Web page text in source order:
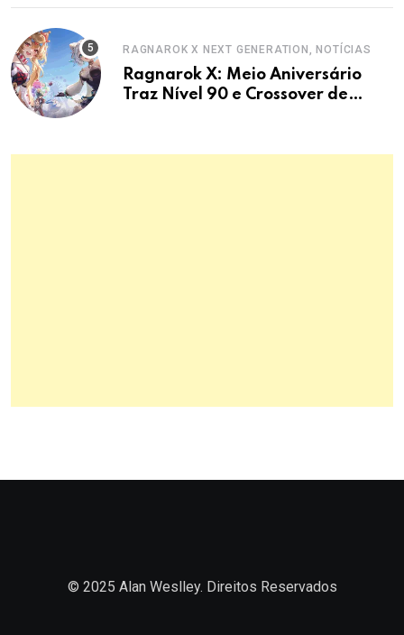
RAGNAROK X NEXT GENERATION, NOTÍCIAS
Ragnarok X: Meio Aniversário
Traz Nível 90 e Crossover de
© 2025 Alan Weslley. Direitos Reservados